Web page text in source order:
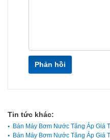
Phản hồi
Tin tức khác:
Bán Máy Bơm Nước Tăng Áp Giá
Bán Máy Bơm Nước Tăng Áp Giá